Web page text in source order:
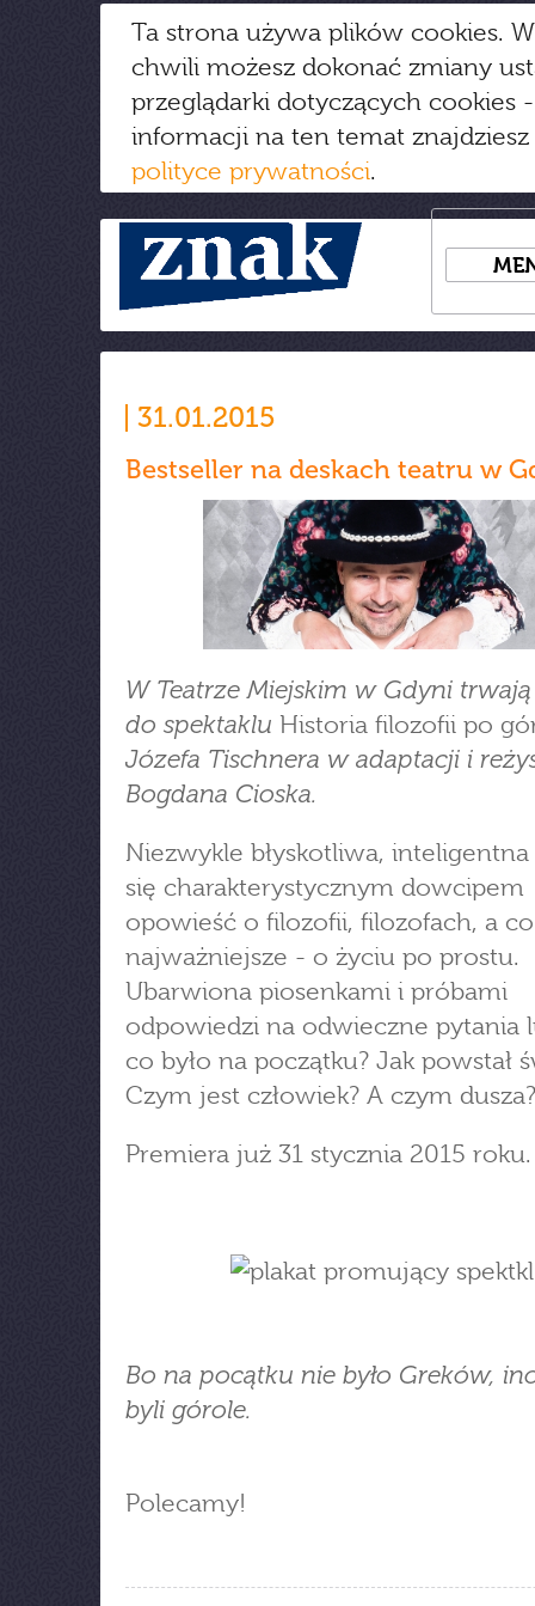
Ta strona używa plików cookies.
chwili możesz dokonać zmiany
przeglądarki dotyczących cookies
informacji na ten temat
polityce prywatności.
31.01.2015
Bestseller na deskach teatru w
W Teatrze Miejskim w Gdyni
do spektaklu Historia filozofii po
Józefa Tischnera w adaptacji i
Bogdana Cioska.
Niezwykle błyskotliwa, inteligentna
się charakterystycznym dowcipem
opowieść o filozofii, filozofach, a co
najważniejsze - o życiu po prostu.
Ubarwiona piosenkami i próbami
odpowiedzi na odwieczne pytania
co było na początku? Jak powstał
Czym jest człowiek? A czym dusza?
Premiera już 31 stycznia 2015 roku.
Bo na pocątku nie było Greków,
byli górole.
Polecamy!